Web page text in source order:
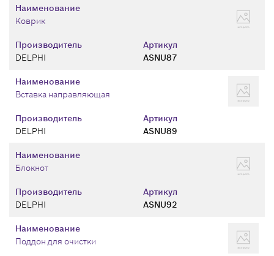
Производитель
DELPHI
Артикул
ASNU87
Наименование
Коврик
Производитель
DELPHI
Артикул
ASNU89
Наименование
Вставка направляющая
Производитель
DELPHI
Артикул
ASNU92
Наименование
Блокнот
Наименование
Поддон для очистки